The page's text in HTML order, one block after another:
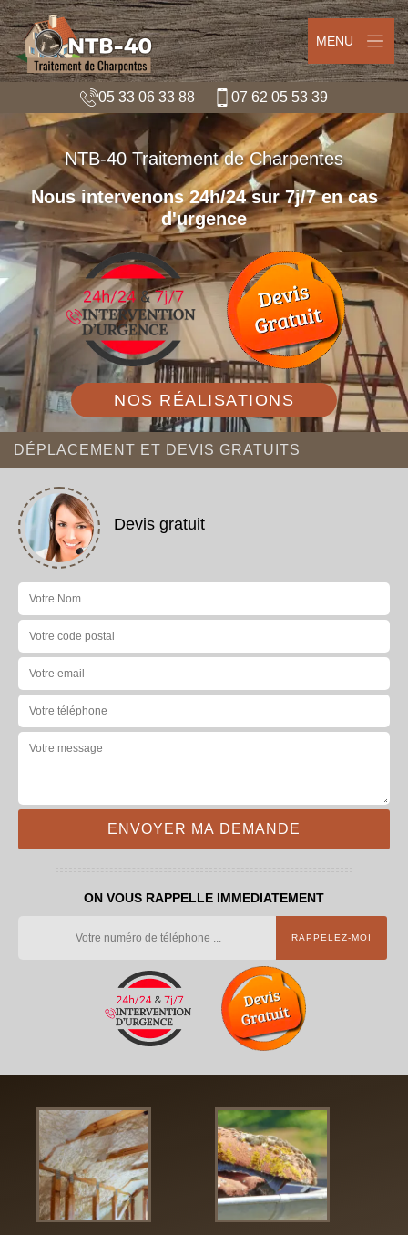
MENU
05 33 06 33 88 07 62 05 53 39
NTB-40 Traitement de Charpentes
Nous intervenons 24h/24 sur 7j/7 en cas
d'urgence
NOS RÉALISATIONS
DÉPLACEMENT ET DEVIS GRATUITS
Devis gratuit
ON VOUS RAPPELLE IMMEDIATEMENT